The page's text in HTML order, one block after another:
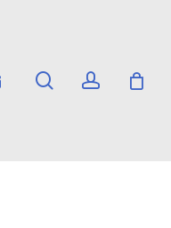
searchaccount